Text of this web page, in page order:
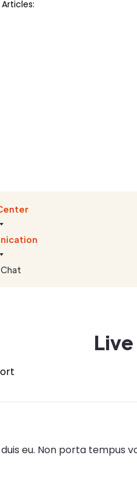
eu. Non porta tempus